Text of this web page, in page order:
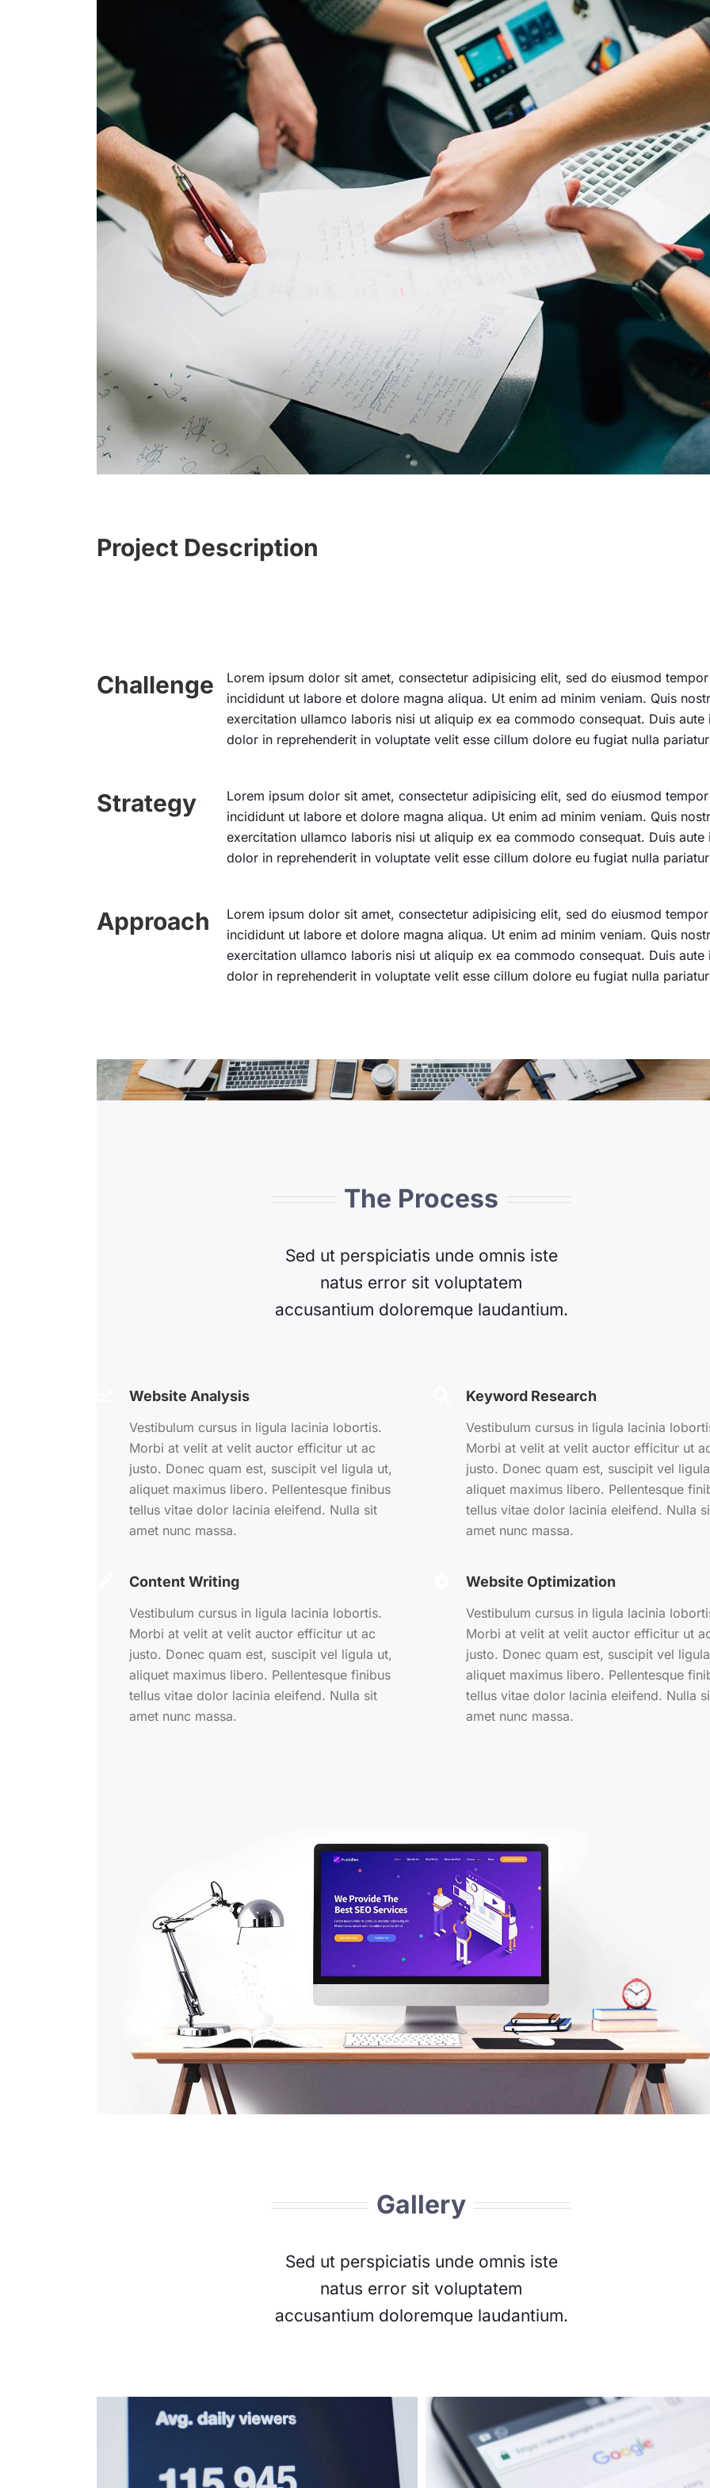
Project Description
Challenge
Lorem ipsum dolor sit amet, consectetur adipisicing elit, sed do eiusmod tempor
incididunt ut labore et dolore magna aliqua. Ut enim ad minim veniam. Quis
exercitation ullamco laboris nisi ut aliquip ex ea commodo consequat. Duis aute
dolor in reprehenderit in voluptate velit esse cillum dolore eu fugiat nulla
Strategy
Lorem ipsum dolor sit amet, consectetur adipisicing elit, sed do eiusmod tempor
incididunt ut labore et dolore magna aliqua. Ut enim ad minim veniam. Quis
exercitation ullamco laboris nisi ut aliquip ex ea commodo consequat. Duis aute
dolor in reprehenderit in voluptate velit esse cillum dolore eu fugiat nulla
Approach
Lorem ipsum dolor sit amet, consectetur adipisicing elit, sed do eiusmod tempor
incididunt ut labore et dolore magna aliqua. Ut enim ad minim veniam. Quis
exercitation ullamco laboris nisi ut aliquip ex ea commodo consequat. Duis aute
dolor in reprehenderit in voluptate velit esse cillum dolore eu fugiat nulla
The Process
Sed ut perspiciatis unde omnis iste
natus error sit voluptatem
accusantium doloremque laudantium.
Website Analysis
Vestibulum cursus in ligula lacinia lobortis.
Morbi at velit at velit auctor efficitur ut ac
justo. Donec quam est, suscipit vel ligula ut,
aliquet maximus libero. Pellentesque finibus
tellus vitae dolor lacinia eleifend. Nulla sit
amet nunc massa.
Keyword Research
Vestibulum cursus in ligula lacinia
Morbi at velit at velit auctor efficitur ut
justo. Donec quam est, suscipit vel
aliquet maximus libero. Pellentesque
tellus vitae dolor lacinia eleifend. Nulla
amet nunc massa.
Content Writing
Vestibulum cursus in ligula lacinia lobortis.
Morbi at velit at velit auctor efficitur ut ac
justo. Donec quam est, suscipit vel ligula ut,
aliquet maximus libero. Pellentesque finibus
tellus vitae dolor lacinia eleifend. Nulla sit
amet nunc massa.
Website Optimization
Vestibulum cursus in ligula lacinia
Morbi at velit at velit auctor efficitur ut
justo. Donec quam est, suscipit vel
aliquet maximus libero. Pellentesque
tellus vitae dolor lacinia eleifend. Nulla
amet nunc massa.
Gallery
Sed ut perspiciatis unde omnis iste
natus error sit voluptatem
accusantium doloremque laudantium.